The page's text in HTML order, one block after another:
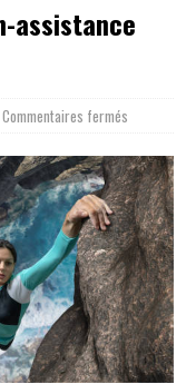
assistance
Commentaires fermés